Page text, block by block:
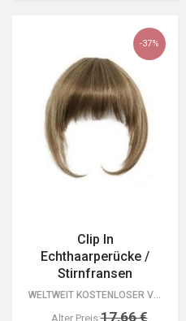
-37%
Clip In
Echthaarperücke /
Stirnfransen
WELTWEIT KOSTENLOSER VERSAND. 30 TAGE GELD-ZURÜCK-GARANTIE. DU HAST NICHTS ZU…
Alter Preis:17,66 €